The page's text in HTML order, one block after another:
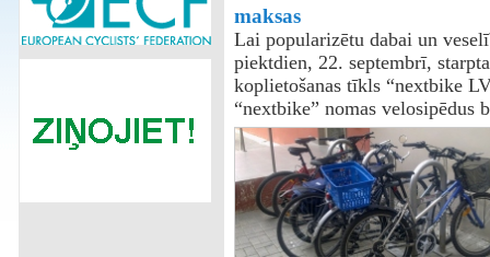
maksas
Lai popularizētu dabai un
piektdien, 22. septembrī,
koplietošanas tīkls “nextbike
“nextbike” nomas velosipēdus